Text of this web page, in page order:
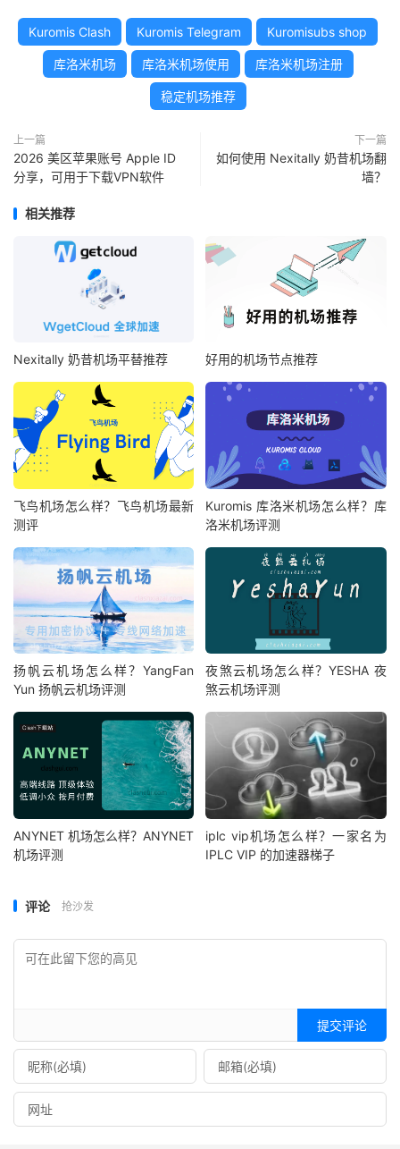
Kuromis Clash Kuromis Telegram Kuromisubs shop
库洛米机场 库洛米机场使用 库洛米机场注册
稳定机场推荐
上一篇
2026 美区苹果账号 Apple ID
分享，可用于下载VPN软件
下一篇
如何使用 Nexitally 奶昔机场翻
墙？
相关推荐
Nexitally 奶昔机场平替推荐 好用的机场节点推荐
飞鸟机场怎么样？飞鸟机场最新
测评
Kuromis 库洛米机场怎么样？库
洛米机场评测
扬帆云机场怎么样？YangFan
Yun 扬帆云机场评测
夜煞云机场怎么样？YESHA 夜
煞云机场评测
ANYNET 机场怎么样？ANYNET
机场评测
iplc vip机场怎么样？一家名为
IPLC VIP 的加速器梯子
评论 抢沙发
提交评论